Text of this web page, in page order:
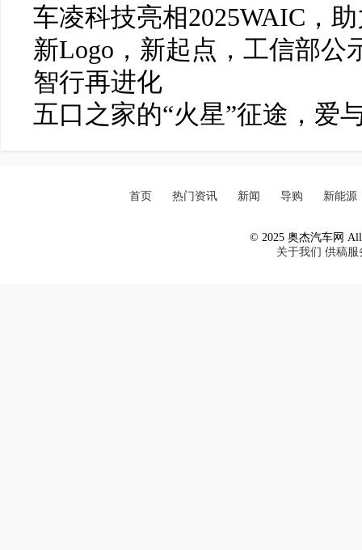
车凌科技亮相2025WAIC，
新Logo，新起点，工信部公
智行再进化
五口之家的“火星”征途，爱
首页 热门资讯 新闻 导购 新能源
© 2025 奥杰汽车网 All
关于我们 供稿服